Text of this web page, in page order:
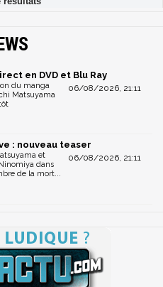
en DVD et Blu Ray
06/08/2026, 21:11
du manga
Matsuyama
: nouveau teaser
06/08/2026, 21:11
et
dans
de la mort...